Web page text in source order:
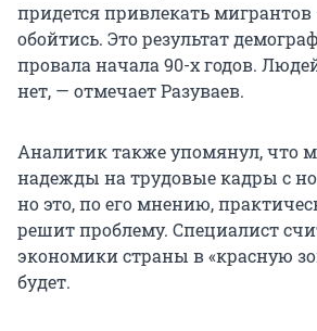
придется привлекать
обойтись. Это результат
провала начала 90-х годов.
нет, — отмечает Разуваев.
Аналитик также упомянул, что
надежды на трудовые кадры с
но это, по его мнению,
решит проблему. Специалист
экономики страны в «красную
будет.